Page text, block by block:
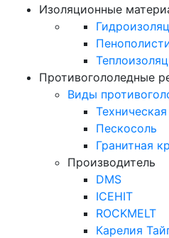
Изоляционные
Противогололедные
Виды
Пескосоль
Гранитная
Производитель
DMS
ICEHIT
ROCKMELT
Карелия